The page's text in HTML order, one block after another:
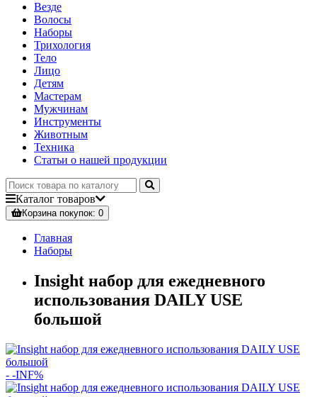
Везде
Волосы
Наборы
Трихология
Тело
Лицо
Детям
Мастерам
Мужчинам
Инструменты
Животным
Техника
Статьи о нашей продукции
Каталог товаров
Корзинапокупок: 0
Главная
Наборы
Insight набор для ежедневного
использования DAILY USE
большой
- -INF%